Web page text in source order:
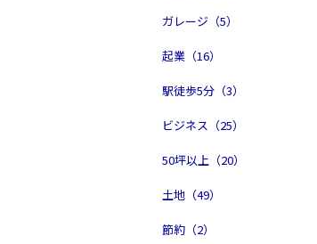
ガレージ（5）
起業（16）
駅徒歩5分（3）
ビジネス（25）
50坪以上（20）
土地（49）
節約（2）